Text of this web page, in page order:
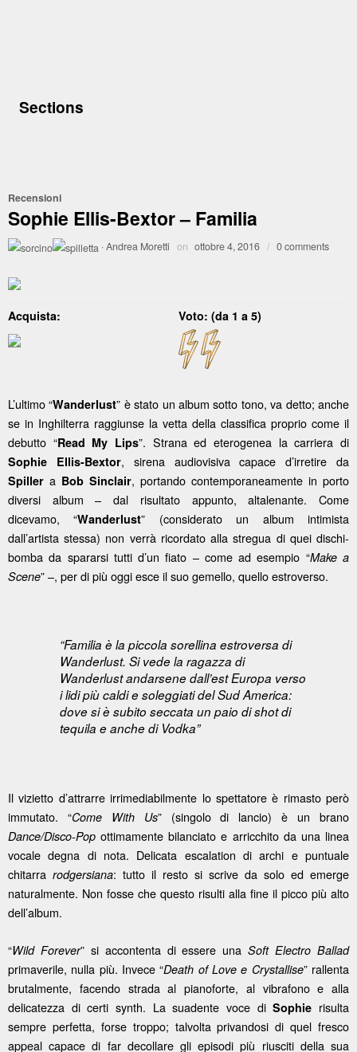
Sections
Recensioni
Sophie Ellis-Bextor – Familia
·Andrea Moretti on ottobre 4, 2016 / 0 comments
Acquista: Voto: (da 1 a 5)
L’ultimo “Wanderlust” è stato un album sotto tono, va detto; anche
se in Inghilterra raggiunse la vetta della classifica proprio come il
debutto “Read My Lips”. Strana ed eterogenea la carriera di
Sophie Ellis-Bextor, sirena audiovisiva capace d’irretire da
Spiller a Bob Sinclair, portando contemporaneamente in porto
diversi album – dal risultato appunto, altalenante. Come
dicevamo, “Wanderlust” (considerato un album intimista
dall’artista stessa) non verrà ricordato alla stregua di quei dischi-
bomba da spararsi tutti d’un fiato – come ad esempio “Make a
Scene” –, per di più oggi esce il suo gemello, quello estroverso.
“Familia è la piccola sorellina estroversa di
Wanderlust. Si vede la ragazza di
Wanderlust andarsene dall’est Europa verso
i lidi più caldi e soleggiati del Sud America:
dove si è subito seccata un paio di shot di
tequila e anche di Vodka”
Il vizietto d’attrarre irrimediabilmente lo spettatore è rimasto però
immutato. “Come With Us” (singolo di lancio) è un brano
Dance/Disco-Pop ottimamente bilanciato e arricchito da una linea
vocale degna di nota. Delicata escalation di archi e puntuale
chitarra rodgersiana: tutto il resto si scrive da solo ed emerge
naturalmente. Non fosse che questo risulti alla fine il picco più alto
dell’album.
“Wild Forever” si accontenta di essere unaSoft Electro Ballad
primaverile, nulla più. Invece “Death of Love e Crystallise” rallenta
brutalmente, facendo strada al pianoforte, al vibrafono e alla
delicatezza di certi synth. La suadente voce diSophie risulta
sempre perfetta, forse troppo; talvolta privandosi di quel fresco
appeal capace di far decollare gli episodi più riusciti della sua